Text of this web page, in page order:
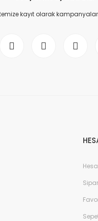
kayıt olarak